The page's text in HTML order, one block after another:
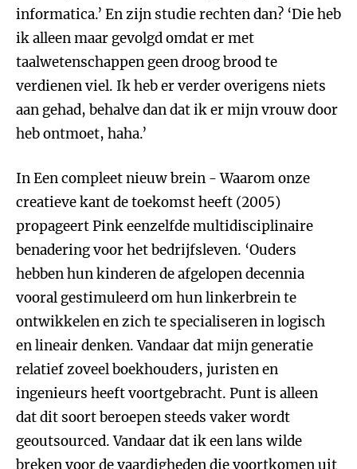
informatica.’ En zijn studie rechten dan? ‘Die heb
ik alleen maar gevolgd omdat er met
taalwetenschappen geen droog brood te
verdienen viel. Ik heb er verder overigens niets
aan gehad, behalve dan dat ik er mijn vrouw door
heb ontmoet, haha.’
In Een compleet nieuw brein - Waarom onze
creatieve kant de toekomst heeft (2005)
propageert Pink eenzelfde multidisciplinaire
benadering voor het bedrijfsleven. ‘Ouders
hebben hun kinderen de afgelopen decennia
vooral gestimuleerd om hun linkerbrein te
ontwikkelen en zich te specialiseren in logisch
en lineair denken. Vandaar dat mijn generatie
relatief zoveel boekhouders, juristen en
ingenieurs heeft voortgebracht. Punt is alleen
dat dit soort beroepen steeds vaker wordt
geoutsourced. Vandaar dat ik een lans wilde
breken voor de vaardigheden die voortkomen uit